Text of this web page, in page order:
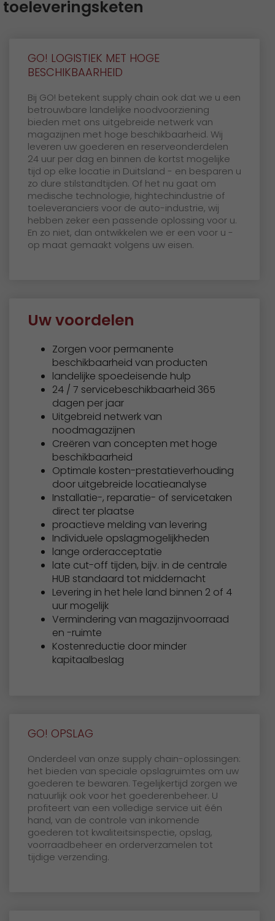
toeleveringsketen
GO! LOGISTIEK MET HOGE
BESCHIKBAARHEID
Bij GO! betekent supply chain ook dat we u een
betrouwbare landelijke noodvoorziening
bieden met ons uitgebreide netwerk van
magazijnen met hoge beschikbaarheid. Wij
leveren uw goederen en reserveonderdelen
24 uur per dag en binnen de kortst mogelijke
tijd op elke locatie in Duitsland - en besparen u
zo dure stilstandtijden. Of het nu gaat om
medische technologie, hightechindustrie of
toeleveranciers voor de auto-industrie, wij
hebben zeker een passende oplossing voor u.
En zo niet, dan ontwikkelen we er een voor u -
op maat gemaakt volgens uw eisen.
Uw voordelen
Zorgen voor permanente
beschikbaarheid van producten
landelijke spoedeisende hulp
24 / 7 servicebeschikbaarheid 365
dagen per jaar
Uitgebreid netwerk van
noodmagazijnen
Creëren van concepten met hoge
beschikbaarheid
Optimale kosten-prestatieverhouding
door uitgebreide locatieanalyse
Installatie-, reparatie- of servicetaken
direct ter plaatse
proactieve melding van levering
Individuele opslagmogelijkheden
lange orderacceptatie
late cut-off tijden, bijv. in de centrale
HUB standaard tot middernacht
Levering in het hele land binnen 2 of 4
uur mogelijk
Vermindering van magazijnvoorraad
en -ruimte
Kostenreductie door minder
kapitaalbeslag
GO! OPSLAG
Onderdeel van onze supply chain-oplossingen:
het bieden van speciale opslagruimtes om uw
goederen te bewaren. Tegelijkertijd zorgen we
natuurlijk ook voor het goederenbeheer. U
profiteert van een volledige service uit één
hand, van de controle van inkomende
goederen tot kwaliteitsinspectie, opslag,
voorraadbeheer en orderverzamelen tot
tijdige verzending.